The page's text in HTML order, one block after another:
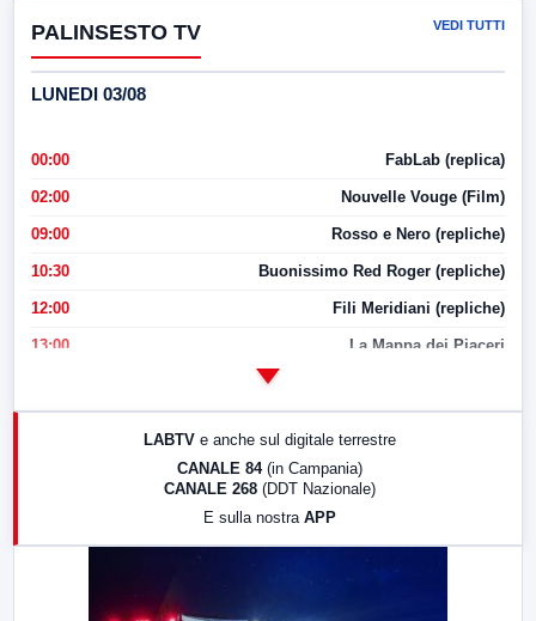
PALINSESTO TV VEDI TUTTI
LUNEDI 03/08
00:00 FabLab (replica)
02:00 Nouvelle Vouge (Film)
09:00 Rosso e Nero (repliche)
10:30 Buonissimo Red Roger (repliche)
12:00 Fili Meridiani (repliche)
13:00 La Mappa dei Piaceri
LABTV e anche sul digitale terrestre
CANALE 84 (in Campania)
CANALE 268 (DDT Nazionale)
E sulla nostra APP